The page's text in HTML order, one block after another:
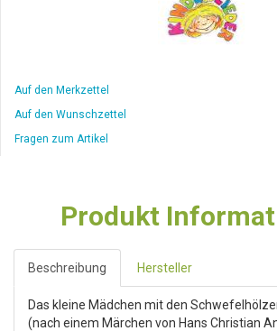
Auf den Merkzettel
Auf den Wunschzettel
Fragen zum Artikel
Produkt
Beschreibung Hersteller
Das kleine Mädchen mit den
(nach einem Märchen von Hans Christian